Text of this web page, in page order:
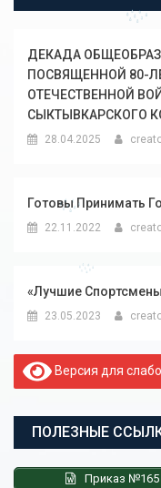
ДЕКАДА
ПОСВЯЩЕННОЙ 80-
ОТЕЧЕСТВЕННОЙ
СЫКТЫВКАРСКОГО
28.04.2025
Готовы Принимать
22.11.2022
«Лучшие
23.05.2023
Версия для
ПОЛЕЗНЫЕ
Приказ №165